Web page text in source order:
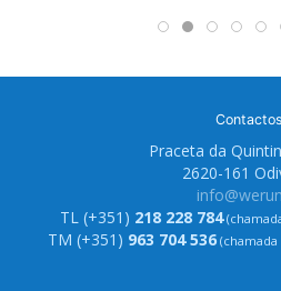
Contactos
Praceta da
2620-161
TL (+351) 218 228 784
TM (+351) 963 704 536